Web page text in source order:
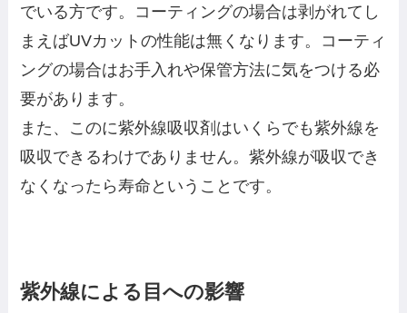
でいる方です。コーティングの場合は剥がれてし
まえばUVカットの性能は無くなります。コーティ
ングの場合はお手入れや保管方法に気をつける必
要があります。
また、このに紫外線吸収剤はいくらでも紫外線を
吸収できるわけでありません。紫外線が吸収でき
なくなったら寿命ということです。
紫外線による目への影響